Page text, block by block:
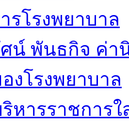
รโรงพยาบาล
น์ พันธกิจ ค่า
งโรงพยาบาล
หารราชการใ